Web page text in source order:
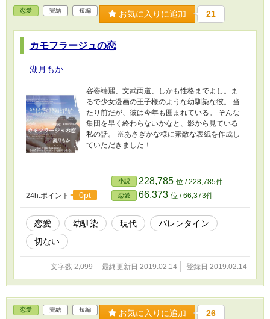
恋愛 完結 短編 お気に入りに追加 21
カモフラージュの恋
湖月もか
容姿端麗、文武両道、しかも性格までよし。ま
るで少女漫画の王子様のような幼馴染な彼。 当
たり前だが、彼は今年も囲まれている。 そんな
集団を早く終わらないかなと、影から見ている
私の話。 ※あさぎかな様に素敵な表紙を作成し
ていただきました！
24h.ポイント 0pt
小説 228,785 位 / 228,785件
恋愛 66,373 位 / 66,373件
恋愛 幼馴染 現代
バレンタイン
切ない
文字数 2,099 最終更新日 2019.02.14 登録日 2019.02.14
恋愛 完結 短編 お気に入りに追加 26